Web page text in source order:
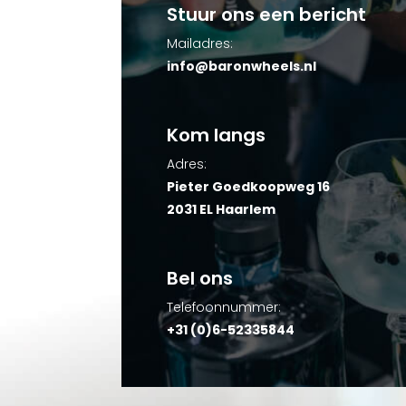
Stuur ons een bericht
Mailadres:
info@baronwheels.nl
Kom langs
Adres:
Pieter Goedkoopweg 16
2031 EL Haarlem
Bel ons
Telefoonnummer:
+31 (0)6-52335844